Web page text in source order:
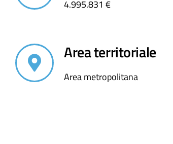
4.995.831 €
Area territoriale
Area metropolitana